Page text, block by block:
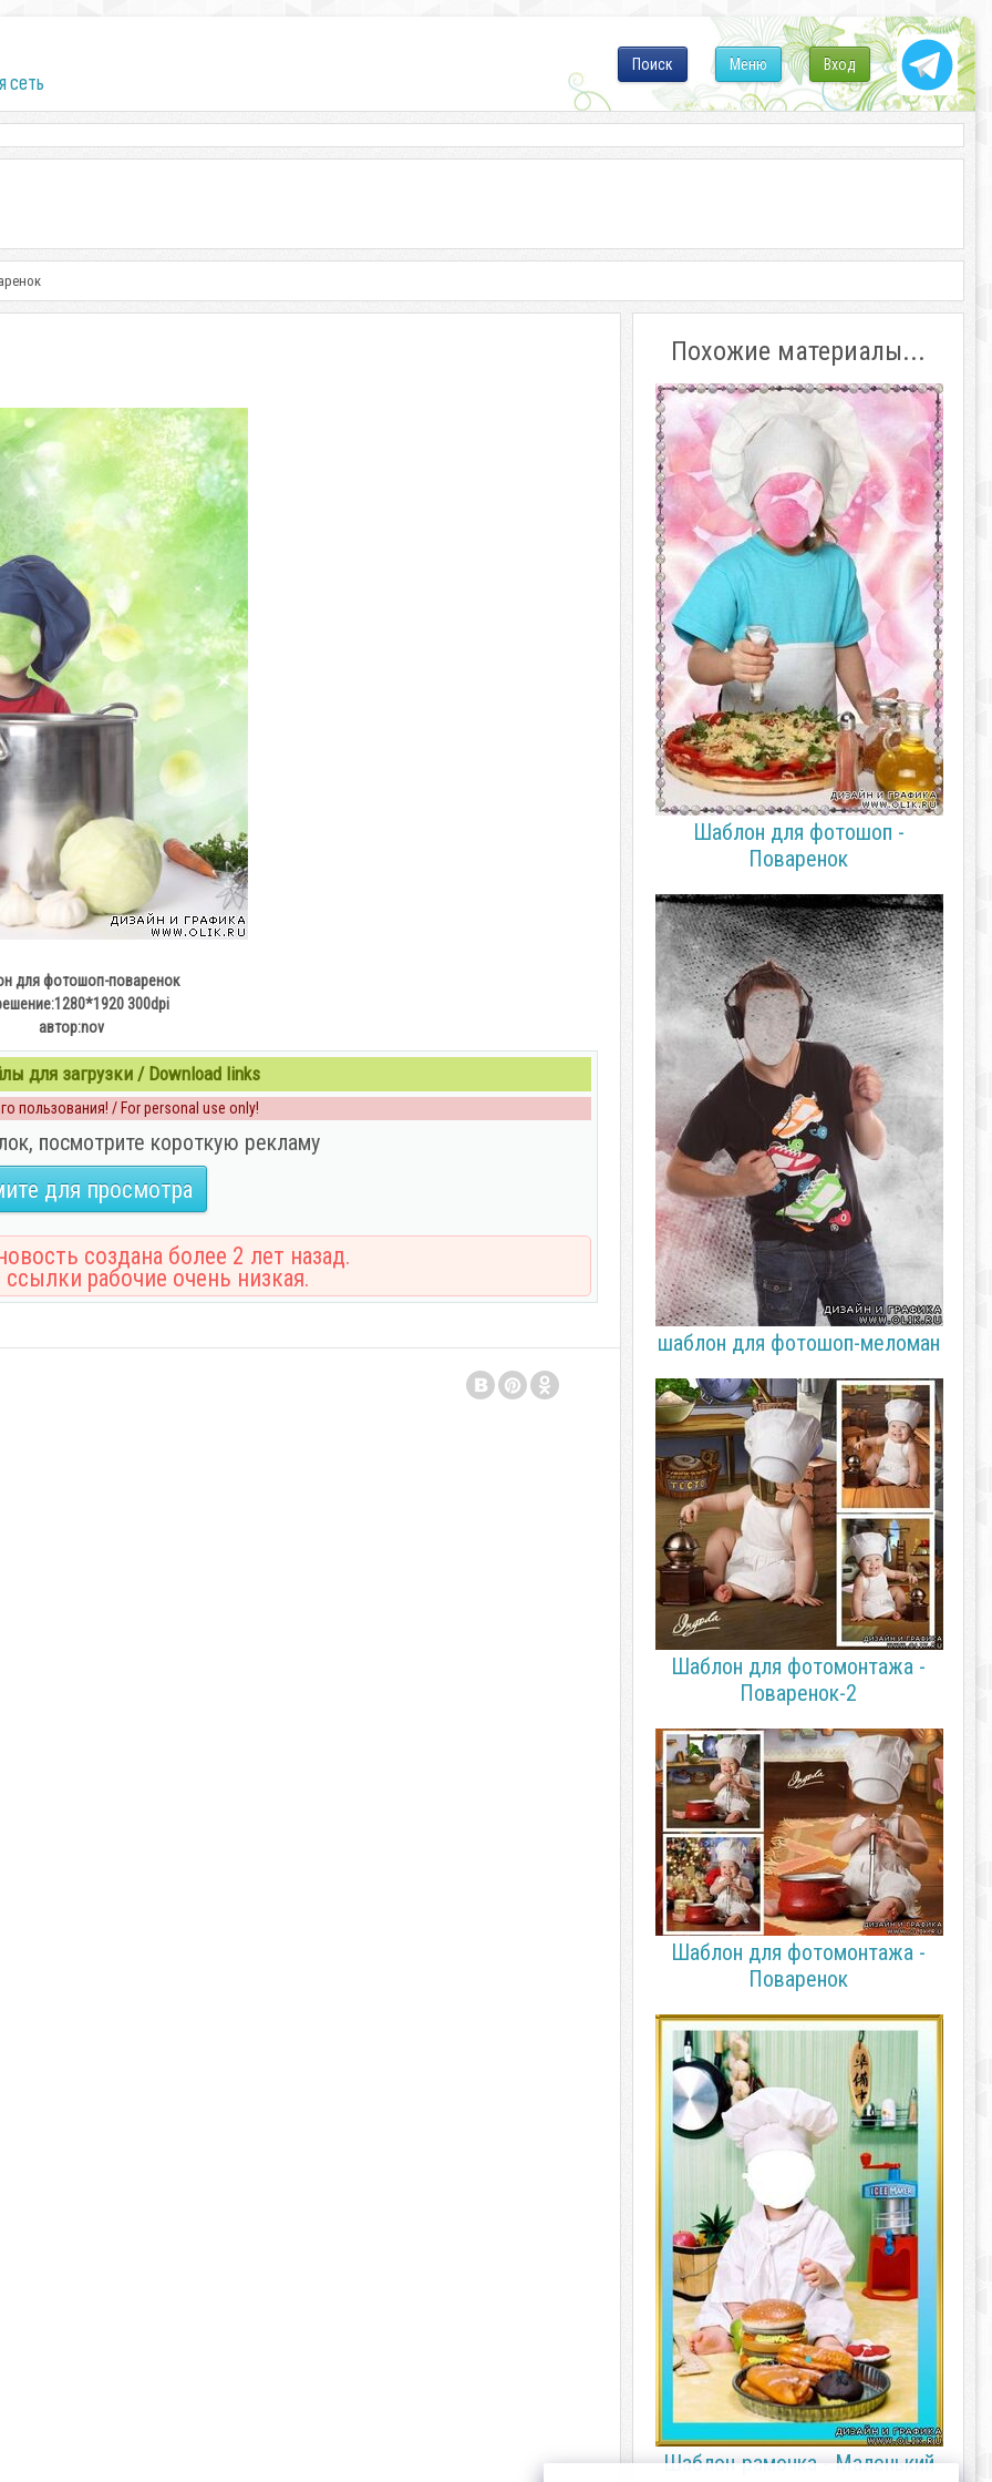
сеть
Вход
Меню
Поиск
для фотошоп-поваренок
300dpi
автор:nov
для загрузки / Download links
пользования! / For personal use only!
посмотрите короткую рекламу
для просмотра
создана более 2 лет назад.
рабочие очень низкая.
Похожие материалы...
Шаблон для фотошоп -
Поваренок
шаблон для фотошоп-меломан
Шаблон для фотомонтажа -
Поваренок-2
Шаблон для фотомонтажа -
Поваренок
Шаблон-рамочка - Маленький